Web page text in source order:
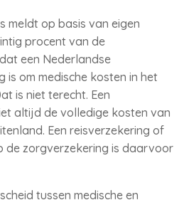
meldt op basis van eigen
procent van de
een Nederlandse
is om medische kosten in het
is niet terecht. Een
altijd de volledige kosten van
Een reisverzekering of
de zorgverzekering is daarvoor
tussen medische en